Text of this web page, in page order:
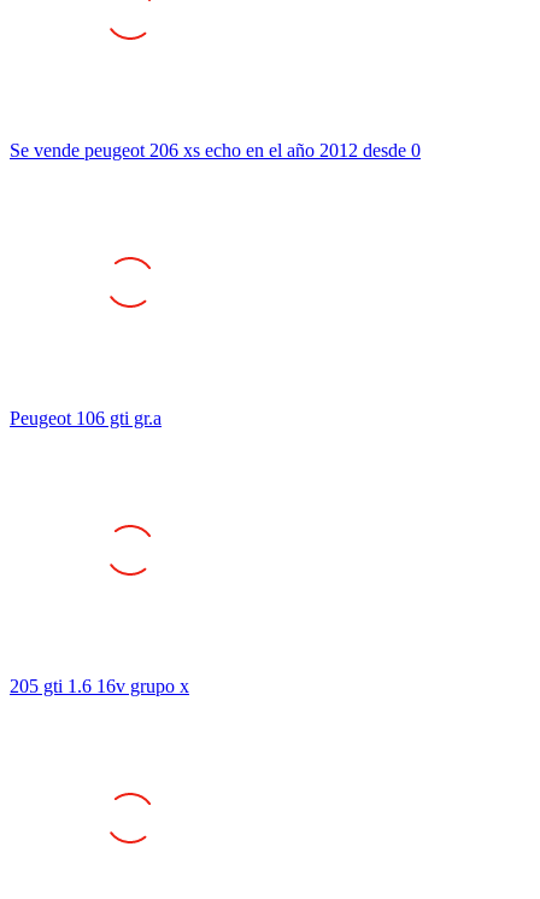
Se vende peugeot 206 xs echo en el año 2012 desde 0
Peugeot 106 gti gr.a
205 gti 1.6 16v grupo x